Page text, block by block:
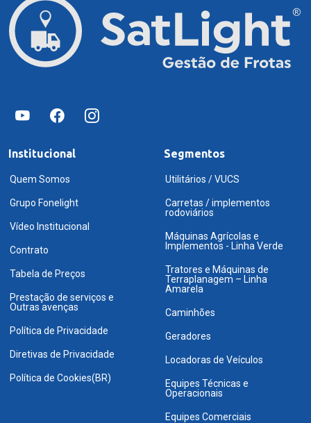
Institucional
Quem Somos
Grupo Fonelight
Vídeo Institucional
Contrato
Tabela de Preços
Prestação de serviços e
Outras avenças
Política de Privacidade
Diretivas de Privacidade
Política de Cookies(BR)
Segmentos
Utilitários / VUCS
Carretas / implementos
rodoviários
Máquinas Agrícolas e
Implementos - Linha Verde
Tratores e Máquinas de
Terraplanagem – Linha
Amarela
Caminhões
Geradores
Locadoras de Veículos
Equipes Técnicas e
Operacionais
Equipes Comerciais